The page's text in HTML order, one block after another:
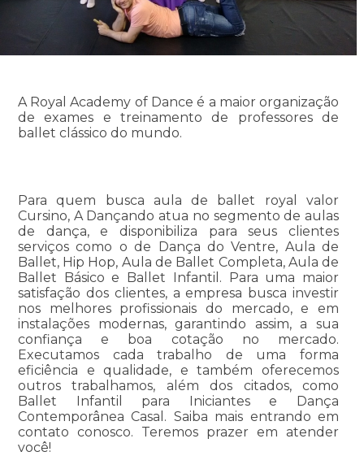
A Royal Academy of Dance é a maior organização
de exames e treinamento de professores de
ballet clássico do mundo.
Para quem busca aula de ballet royal valor
Cursino, A Dançando atua no segmento de aulas
de dança, e disponibiliza para seus clientes
serviços como o de Dança do Ventre, Aula de
Ballet, Hip Hop, Aula de Ballet Completa, Aula de
Ballet Básico e Ballet Infantil. Para uma maior
satisfação dos clientes, a empresa busca investir
nos melhores profissionais do mercado, e em
instalações modernas, garantindo assim, a sua
confiança e boa cotação no mercado.
Executamos cada trabalho de uma forma
eficiência e qualidade, e também oferecemos
outros trabalhamos, além dos citados, como
Ballet Infantil para Iniciantes e Dança
Contemporânea Casal. Saiba mais entrando em
contato conosco. Teremos prazer em atender
você!